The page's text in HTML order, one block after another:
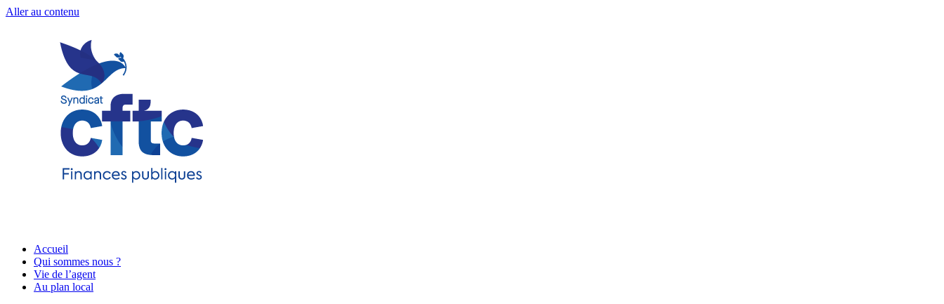
Aller au contenu
Accueil
Qui sommes nous ?
Vie de l’agent
Au plan local